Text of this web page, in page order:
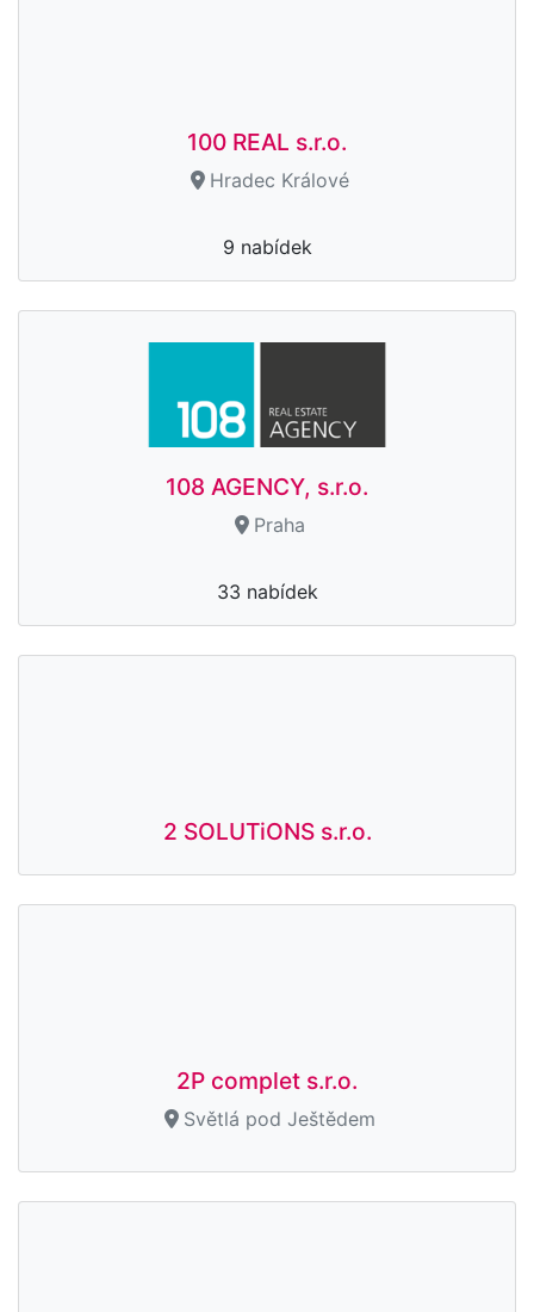
100 REAL s.r.o.
Hradec Králové
9 nabídek
108 AGENCY, s.r.o.
Praha
33 nabídek
2 SOLUTiONS s.r.o.
2P complet s.r.o.
Světlá pod Ještědem